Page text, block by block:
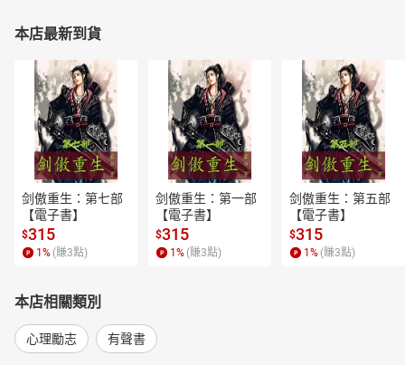
本店最新到貨
剑傲重生：第七部
【電子書】
$315
1 % (賺3點)
剑傲重生：第一部
【電子書】
$315
1 % (賺3點)
剑傲重生：第五部
【電子書】
$315
1 % (賺3點)
本店相關類別
心理勵志 有聲書